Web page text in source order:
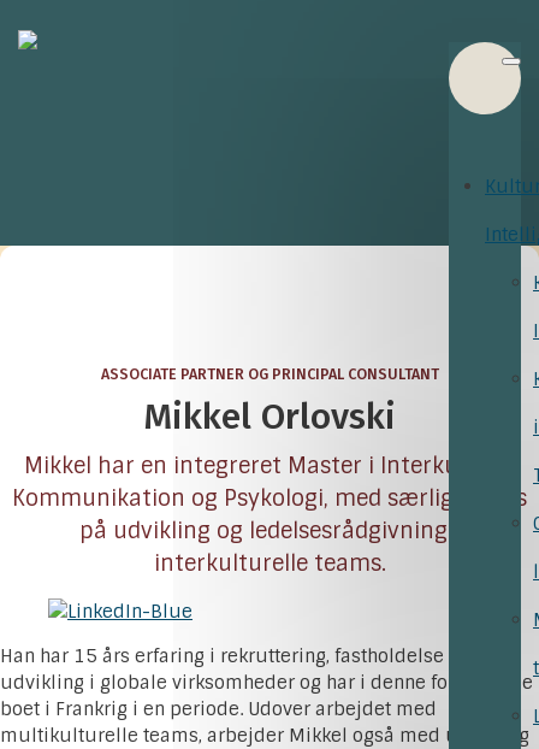
ASSOCIATE PARTNER OG PRINCIPAL CONSULTANT
Mikkel Orlovski
Mikkel har en integreret Master i Interkulturel
Kommunikation og Psykologi, med særligt fokus
på udvikling og ledelsesrådgivning i
interkulturelle teams.
Han har 15 års erfaring i rekruttering, fastholdelse og
udvikling i globale virksomheder og har i denne forbindelse
boet i Frankrig i en periode. Udover arbejdet med
multikulturelle teams, arbejder Mikkel også med udvikling